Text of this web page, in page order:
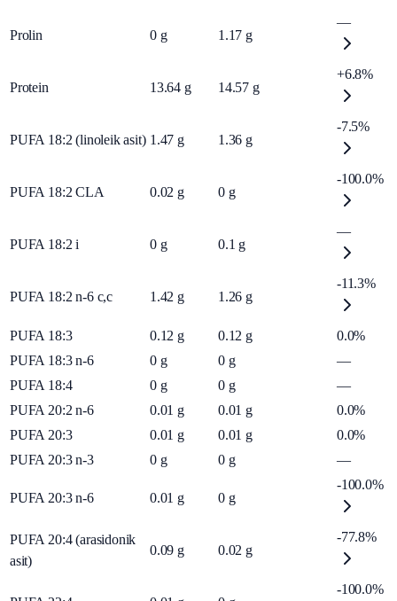
Prolin 0 g 1.17 g
—
Protein 13.64 g 14.57 g
+6.8%
PUFA 18:2 (linoleik asit) 1.47 g 1.36 g
-7.5%
PUFA 18:2 CLA 0.02 g 0 g
-100.0%
PUFA 18:2 i 0 g 0.1 g
—
PUFA 18:2 n-6 c,c 1.42 g 1.26 g
-11.3%
PUFA 18:3 0.12 g 0.12 g
0.0%
PUFA 18:3 n-6
0 g 0 g
—
PUFA 18:4
0 g 0 g
—
PUFA 20:2 n-6
0.01 g 0.01 g
0.0%
PUFA 20:3
0.01 g 0.01 g
0.0%
PUFA 20:3 n-3
0 g 0 g —
PUFA 20:3 n-6 0.01 g 0 g
-100.0%
PUFA 20:4 (arasidonik
asit)
0.09 g 0.02 g
-77.8%
-100.0%